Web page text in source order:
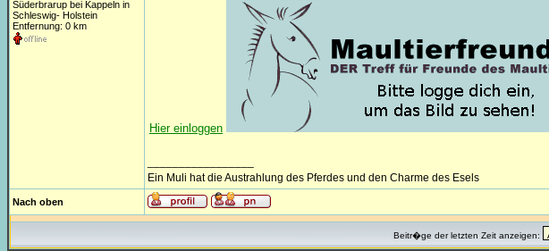
Süderbrarup bei Kappeln in
Schleswig- Holstein
Entfernung: 0 km
Hier einloggen
Ein Muli hat die Austrahlung des Pferdes und den Charme des Esels
Nach oben
Beitr�ge der letzten Zeit anzeigen: